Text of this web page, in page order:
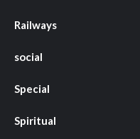
Railways
social
Special
Spiritual